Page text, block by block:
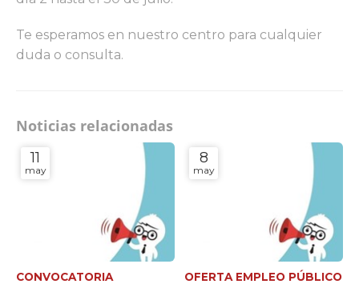
Te esperamos en nuestro centro para cualquier
duda o consulta.
Noticias relacionadas
11
may
CONVOCATORIA
8
may
OFERTA EMPLEO PÚBLICO